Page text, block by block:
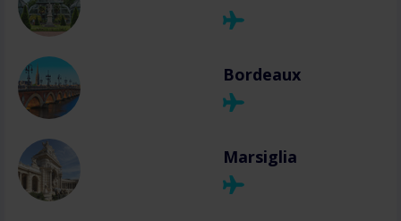
Bordeaux
Marsiglia